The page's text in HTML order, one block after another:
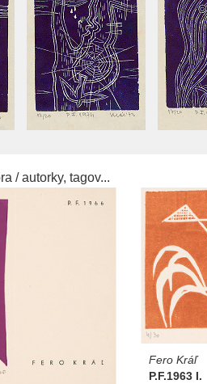
/ autorky, tagov...
Fero Kráľ
P.F.1963 I.